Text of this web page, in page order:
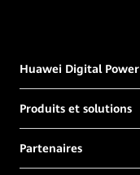
Huawei Digital Power
Produits et solutions
Partenaires